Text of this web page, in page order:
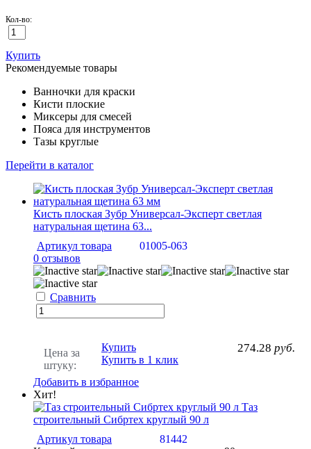
Кол-во:
Купить
Рекомендуемые товары
Ванночки для краски
Кисти плоские
Миксеры для смесей
Пояса для инструментов
Тазы круглые
Перейти в каталог
Кисть плоская Зубр Универсал-Эксперт светлая
натуральная щетина 63...
Артикул товара
01005-063
0 отзывов
Сравнить
Цена за
штуку:
274.28 руб.
Купить
Купить в 1 клик
Добавить в избранное
Хит!
Таз
строительный Сибртех круглый 90 л
Артикул товара
81442